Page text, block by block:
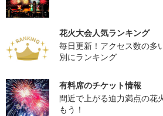
花火大会人気ランキング
毎日更新！アクセス数の多
別にランキング
有料席のチケット情報
間近で上がる迫力満点の花
もう！